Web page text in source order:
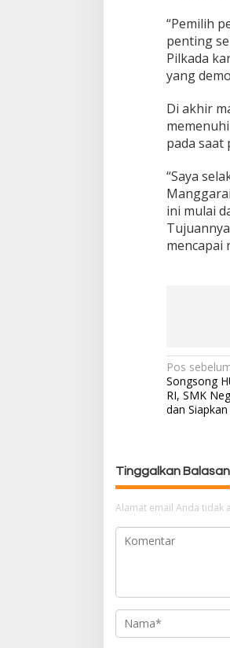
“Pemilih
penting
Pilkada
yang
Di akhir
pada saat
“Saya
ini mulai
mencapai
N
a
v
s
i
p
o
s
Pos
Songsong
RI, SMK
dan
Tinggalkan Balasan
Alamat email Anda tidak